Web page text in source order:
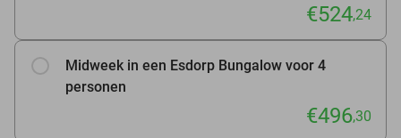
€524,24
Midweek in een Esdorp Bungalow voor 4
personen
€496,30